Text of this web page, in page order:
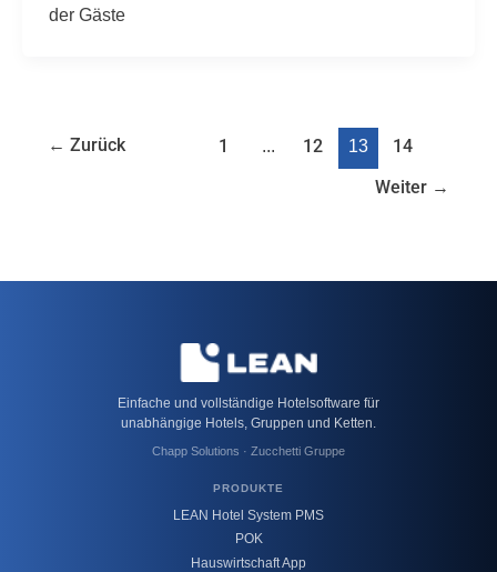
der Gäste
← Zurück 1 ... 12 13 14
Weiter →
Einfache und vollständige Hotelsoftware für
unabhängige Hotels, Gruppen und Ketten.
Chapp Solutions · Zucchetti Gruppe
PRODUKTE
LEAN Hotel System PMS
POK
Hauswirtschaft App